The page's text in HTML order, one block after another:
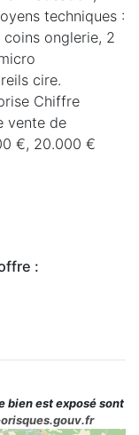
techniques :
onglerie, 2
cire.
Chiffre
vente de
€, 20.000 €
:
bien est exposé sont